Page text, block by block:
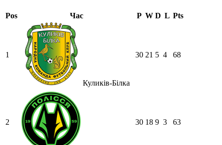
Pos Час P W D L Pts
1
Куликів-Білка
30 21 5 4 68
2 30 18 9 3 63